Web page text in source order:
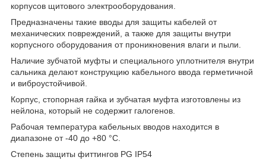
корпусов щитового электрооборудования.
Предназначены такие вводы для защиты кабелей от
механических повреждений, а также для защиты внутри
корпусного оборудования от проникновения влаги и пыли.
Наличие зубчатой муфты и специального уплотнителя внутри
сальника делают конструкцию кабельного ввода герметичной
и виброустойчивой.
Корпус, стопорная гайка и зубчатая муфта изготовлены из
нейлона, который не содержит галогенов.
Рабочая температура кабельных вводов находится в
диапазоне от -40 до +80 °С.
Степень защиты фиттингов PG IP54